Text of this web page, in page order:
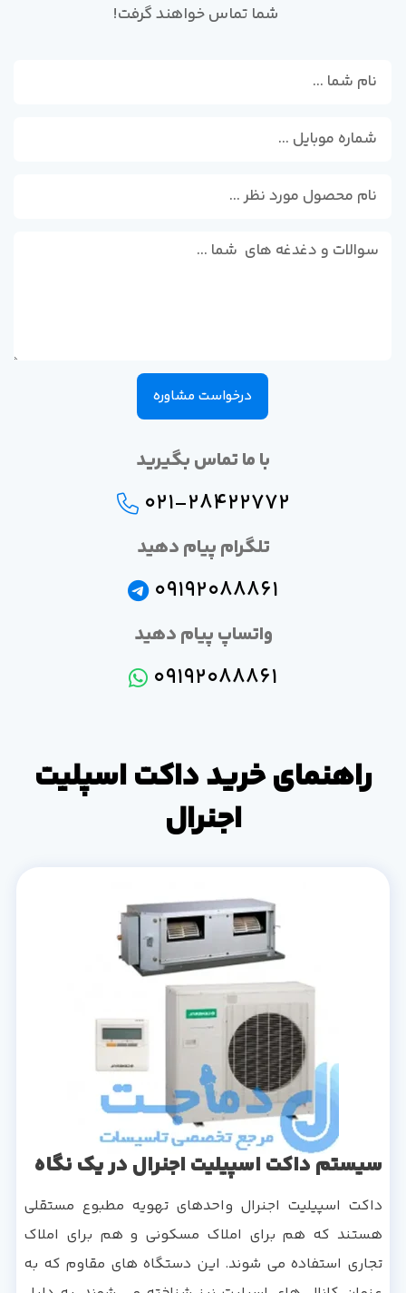
شما تماس خواهند گرفت!
درخواست مشاوره
با ما تماس بگیرید
021-28422772
تلگرام پیام دهید
09192088861
واتساپ پیام دهید
09192088861
راهنمای خرید داکت اسپلیت
اجنرال
سیستم داکت اسپیلیت اجنرال در یک نگاه
داکت اسپیلیت اجنرال واحدهای تهویه مطبوع مستقلی
هستند که هم برای املاک مسکونی و هم برای املاک
تجاری استفاده می شوند. این دستگاه های مقاوم که به